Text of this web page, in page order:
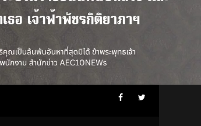
Facebook
Twitter